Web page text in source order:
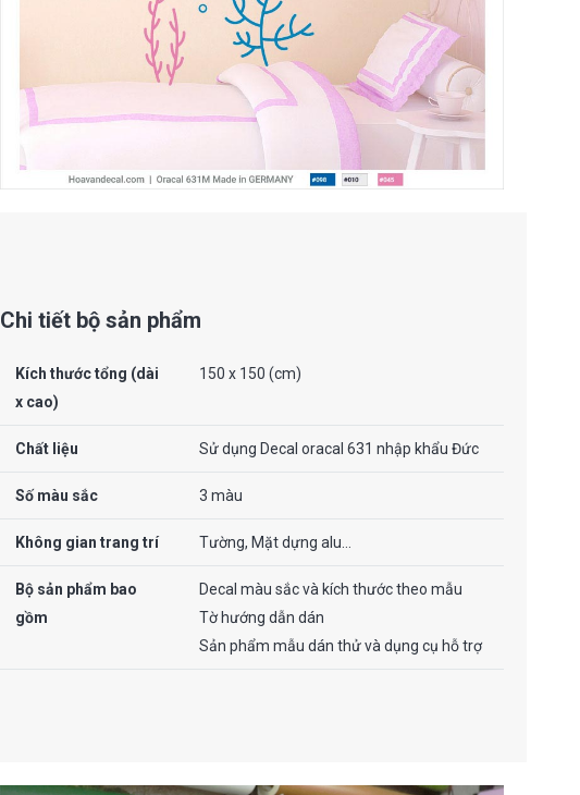
Chi tiết bộ sản phẩm
Kích thước tổng (dài
x cao)
150 x 150 (cm)
Chất liệu Sử dụng Decal oracal 631 nhập khẩu Đức
Số màu sắc 3 màu
Không gian trang trí Tường, Mặt dựng alu…
Bộ sản phẩm bao
gồm
Decal màu sắc và kích thước theo mẫu
Tờ hướng dẫn dán
Sản phẩm mẫu dán thử và dụng cụ hỗ trợ